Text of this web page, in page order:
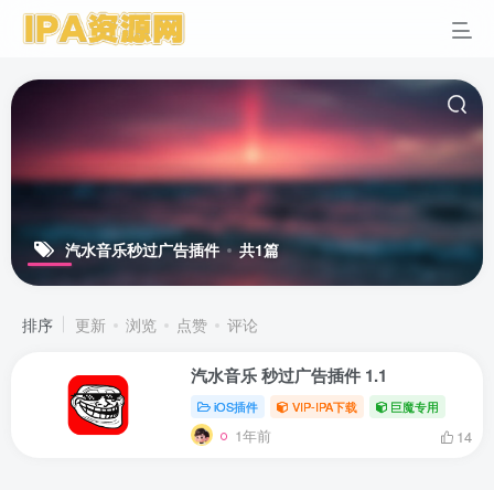
汽水音乐秒过广告插件 共1篇
排序 更新 浏览 点赞 评论
汽水音乐 秒过广告插件 1.1
iOS插件 VIP-IPA下载 巨魔专用
1年前 14